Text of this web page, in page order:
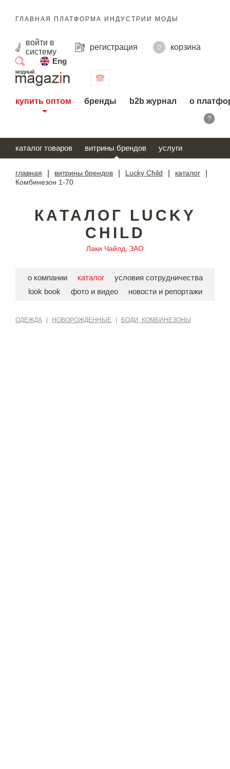
ГЛАВНАЯ ПЛАТФОРМА ИНДУСТРИИ МОДЫ
войти в
систему
регистрация 0
корзина
Eng
поиск
купить оптом бренды b2b журнал о
?
каталог товаров витрины брендов услуги
главная витрины брендов Lucky Child каталог
Комбинезон 1-70
КАТАЛОГ LUCKY
CHILD
Лаки Чайлд, ЗАО
о компании каталог
условия сотрудничества
look book
фото и видео новости и репортажи
ОДЕЖДА НОВОРОЖДЕННЫЕ БОДИ, КОМБИНЕЗОНЫ